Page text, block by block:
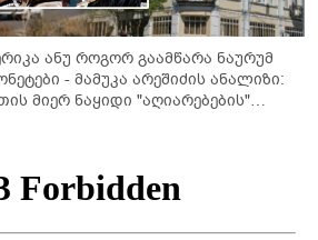
ანუ როგორ გაამწარა ნაურუმ
- მამუკა არეშიძის ანალიზი:
მიერ ნაყიდი "აღიარებების"